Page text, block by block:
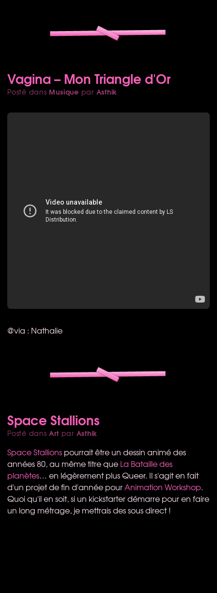
Vagina – Mon Triangle d'Or
Posté dans Musique par Asthik
@via : Nathalie
Space Stallions
Posté dansArt par Asthik
Space Stallions pourrait être un dessin animé des
années 80, au même titre que La Bataille des
planètes… en légèrement plus Queer. Il s'agit en fait
d'un projet de fin d'année pourAnimation Workshop.
Quoi qu'il en soit, si un kickstarter démarre pour en faire
un long métrage, je mettrais des sous direct !